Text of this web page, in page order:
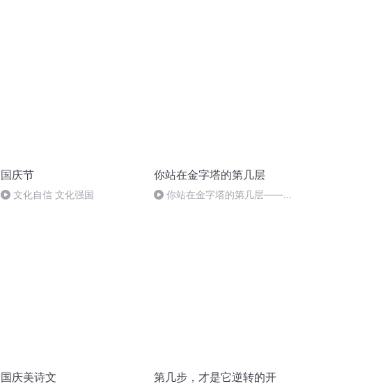
国庆节
文化自信 文化强国
你站在金字塔的第几层
你站在金字塔的第几层——孝
国庆美诗文
第几步，才是它逆转的开